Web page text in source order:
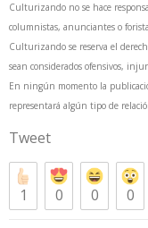
Culturizando no se hace
columnistas, anunciantes o
Culturizando se reserva el
sean considerados ofensivos,
En ningún momento la
representará algún tipo de
Tweet
1 0 0 0